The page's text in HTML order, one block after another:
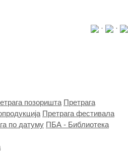
· ·
позоришта Претрага
Претрага фестивала
по датуму ПБА - Библиотека